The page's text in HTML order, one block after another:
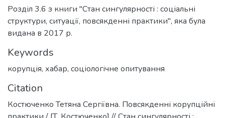
Розділ 3.6 з книги "Стан сингулярності : соціальні
структури, ситуації, повсякденні практики", яка була
видана в 2017 р.
Keywords
корупція, хабар, соціологічне опитування
Citation
Костюченко Тетяна Сергіївна. Повсякденні корупційні